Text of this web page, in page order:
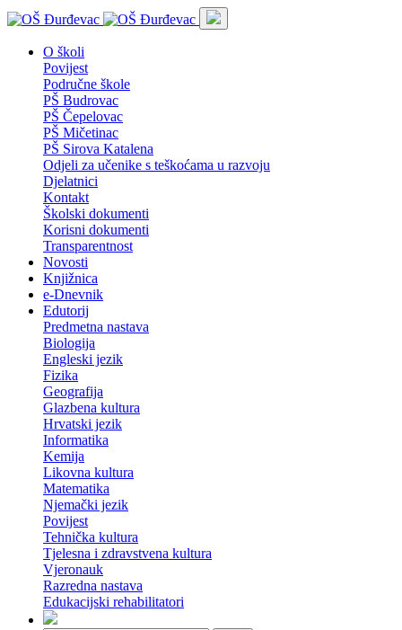
O školi
Povijest
Područne škole
PŠ Budrovac
PŠ Čepelovac
PŠ Mičetinac
PŠ Sirova Katalena
Odjeli za učenike s teškoćama u razvoju
Djelatnici
Kontakt
Školski dokumenti
Korisni dokumenti
Transparentnost
Novosti
Knjižnica
e-Dnevnik
Edutorij
Predmetna nastava
Biologija
Engleski jezik
Fizika
Geografija
Glazbena kultura
Hrvatski jezik
Informatika
Kemija
Likovna kultura
Matematika
Njemački jezik
Povijest
Tehnička kultura
Tjelesna i zdravstvena kultura
Vjeronauk
Razredna nastava
Edukacijski rehabilitatori